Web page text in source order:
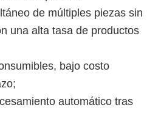
de múltiples piezas sin
una alta tasa de productos
bajo costo
automático tras